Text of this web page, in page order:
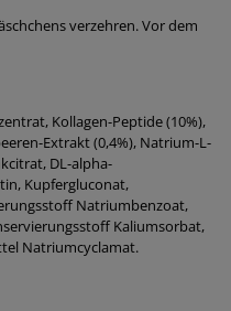
verzehren. Vor dem
Kollagen-Peptide (10%),
Extrakt (0,4%), Natrium-L-
DL-alpha-
Kupfergluconat,
Natriumbenzoat,
Kaliumsorbat,
Natriumcyclamat.